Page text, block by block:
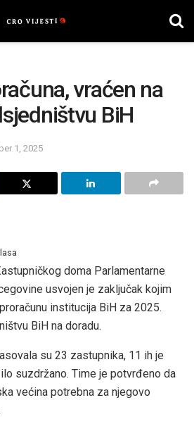
vraćen na
BiH
1, 2025
doma Parlamentarne
usvojen je zaključak kojim
institucija BiH za 2025.
BiH na doradu.
su 23 zastupnika, 11 ih je
suzdržano. Time je potvrđeno da
većina potrebna za njegovo